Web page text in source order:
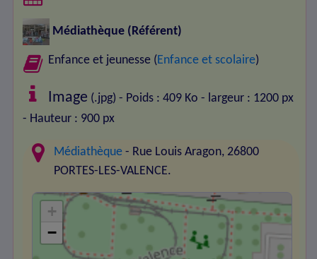
Médiathèque (Référent)
Enfance et jeunesse ( Enfance et scolaire)
Image (.jpg) - Poids : 409 Ko - largeur : 1200 px
- Hauteur : 900 px
Médiathèque - Rue Louis Aragon, 26800
PORTES-LES-VALENCE.
+
−